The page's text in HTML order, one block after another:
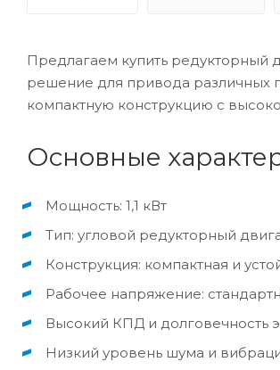
Предлагаем купить редукторный
решение для привода различных
компактную конструкцию с
Основные
Мощность: 1,1 кВт
Тип: угловой редукторный
Конструкция: компактная и
Рабочее напряжение:
Высокий КПД и долговечность
Низкий уровень шума и